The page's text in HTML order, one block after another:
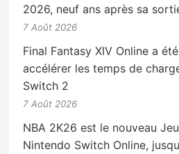
2026, neuf ans après sa
7 Août 2026
Final Fantasy XIV Online a
accélérer les temps de
Switch 2
7 Août 2026
NBA 2K26 est le nouveau Jeu
Nintendo Switch Online,